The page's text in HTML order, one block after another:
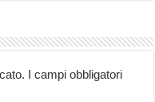
I campi obbligatori